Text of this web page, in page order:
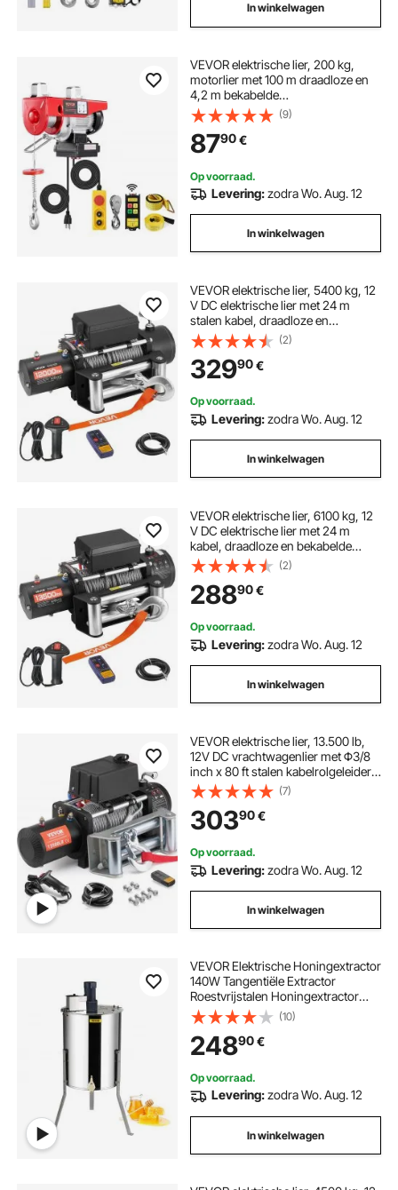
In winkelwagen
VEVOR elektrische lier, 200 kg,
motorlier met 100 m draadloze en
4,2 m bekabelde
afstandsbediening, 12 m hefhoogte
met enkele kabel, enkele/dubbele
hijsbanden, hijsgereedschap voor
garage, magazijn, fabriek
(9)
8790€
Op voorraad.
Levering:zodra Wo. Aug. 12
In winkelwagen
VEVOR elektrische lier, 5400 kg, 12
V DC elektrische lier met 24 m
stalen kabel, draadloze en
bekabelde afstandsbediening, IP55
off-road lier voor het slepen van
SUV's, jeeps, aanhangers, boten en
SUV's
(2)
32990€
Op voorraad.
Levering:zodra Wo. Aug. 12
In winkelwagen
VEVOR elektrische lier, 6100 kg, 12
V DC elektrische lier met 24 m
kabel, draadloze en bekabelde
afstandsbediening, IP55 off-road
lier voor het slepen van SUV's,
jeeps, aanhangwagens, boten en
terreinwagens
(2)
28890€
Op voorraad.
Levering:zodra Wo. Aug. 12
In winkelwagen
VEVOR elektrische lier, 13.500 lb,
12V DC vrachtwagenlier met Φ3/8
inch x 80 ft stalen kabelrolgeleider,
draadloze en bekabelde
afstandsbediening, IP55 waterdicht
voor het slepen van SUV's, jeeps,
vrachtwagens, aanhangwagens en
boten
(7)
30390€
Op voorraad.
Levering:zodra Wo. Aug. 12
In winkelwagen
VEVOR Elektrische Honingextractor
140W Tangentiële Extractor
Roestvrijstalen Honingextractor
met 4/8 Frame, 45mm Honingklep,
1300RPM Elektrische
Honingextractor, 48x16/23cm
Honingraatformaat,
Imkeraccessoires
(10)
24890€
Op voorraad.
Levering:zodra Wo. Aug. 12
In winkelwagen